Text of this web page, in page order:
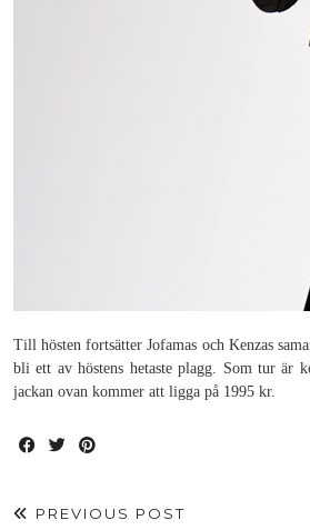
Till hösten fortsätter Jofamas och Kenzas
bli ett av höstens hetaste plagg. Som tur är
jackan ovan kommer att ligga på 1995 kr.
PREVIOUS POST